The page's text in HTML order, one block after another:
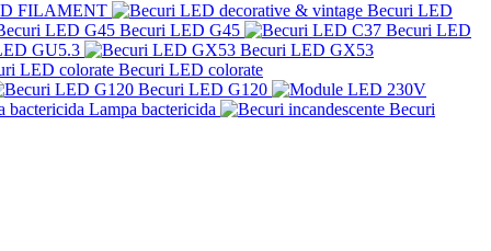
FILAMENT
Becuri LED
Becuri LED G45
Becuri LED
GU5.3
Becuri LED GX53
Becuri LED colorate
Becuri LED G120
Lampa bactericida
Becuri